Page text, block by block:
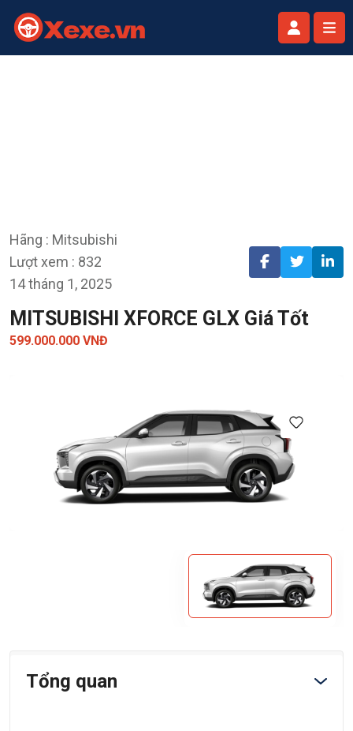
Hãng : Mitsubishi
Lượt xem : 832
14 tháng 1, 2025
MITSUBISHI XFORCE GLX Giá Tốt
599.000.000 VNĐ
Tổng quan